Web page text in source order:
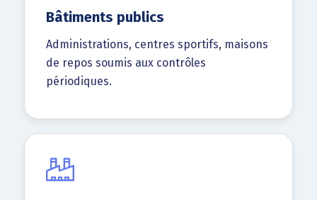
Bâtiments publics
Administrations, centres sportifs, maisons
de repos soumis aux contrôles
périodiques.